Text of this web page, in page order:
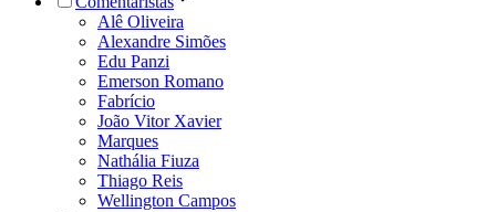
Alê Oliveira
Alexandre Simões
Edu Panzi
Emerson Romano
Fabrício
João Vitor Xavier
Marques
Nathália Fiuza
Thiago Reis
Wellington Campos